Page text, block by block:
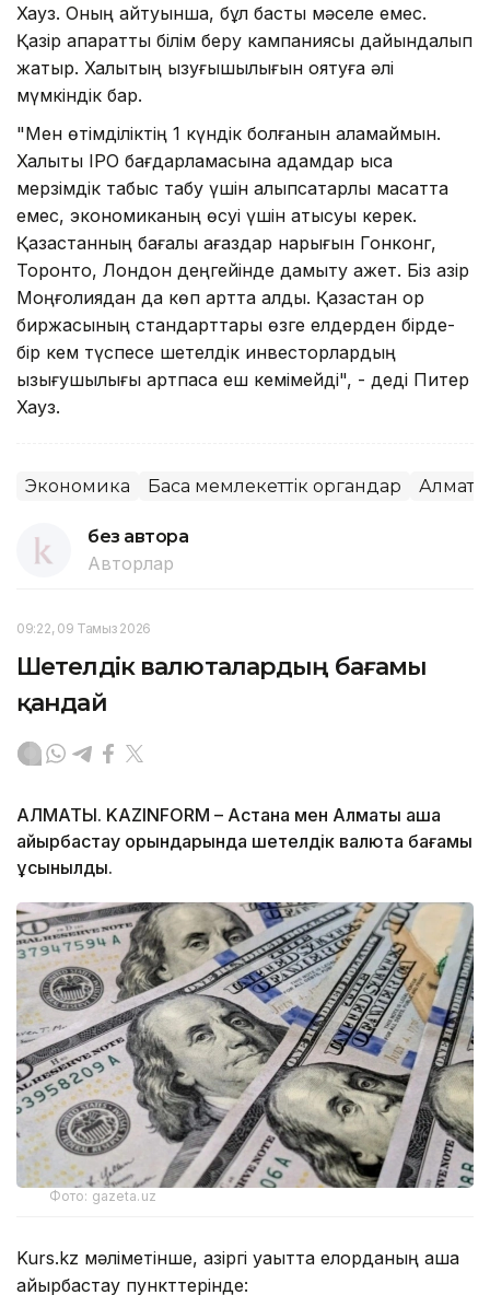
Хауз. Оның айтуынша, бұл басты мәселе емес.
Қазір ақпараттық білім беру кампаниясы дайындалып
жатыр. Халықтың қызуғышылығын оятуға әлі
мүмкіндік бар.
"Мен өтімділіктің 1 күндік болғанын қаламаймын.
Халықтық ІРО бағдарламасына адамдар қысқа
мерзімдік табыс табу үшін алыпсатарлық мақсатта
емес, экономиканың өсуі үшін қатысуы керек.
Қазақстанның бағалы қағаздар нарығын Гонконг,
Торонто, Лондон деңгейінде дамыту қажет. Біз қазір
Моңғолиядан да көп артта қалдық. Қазақстан қор
биржасының стандарттары өзге елдерден бірде-
бір кем түспесе шетелдік инвесторлардың
қызығушылығы артпаса еш кемімейді", - деді Питер
Хауз.
Экономика Басқа мемлекеттік органдар Алматы
без автора
Авторлар
09:22, 09 Тамыз 2026
Шетелдік валюталардың бағамы
қандай
АЛМАТЫ. KAZINFORM – Астана мен Алматы ақша
айырбастау орындарында шетелдік валюта бағамы
ұсынылды.
Фото: gazeta.uz
Kurs.kz мәліметінше, қазіргі уақытта елорданың ақша
айырбастау пункттерінде: